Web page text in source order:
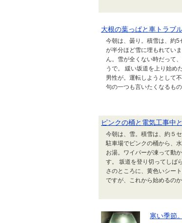
大根の葉っぱと車トラブ
今朝は、曇り。積雪は、約
が半分ほど雪に埋もれてい
ん。雪が全くない時だって
うで。 緩い坂道を上り始め
男性が。運転しようとして
句の一つも言いたくなるも
ピンクの桶と電気工事中
今朝は、雪。積雪は、約５
駐車場でピンクの桶から、
お湯。ワイパーが凍って動
す。 坂道を登り切ってしば
さのところに、黄色いシー
ですが、これから始めるの
寒い季節